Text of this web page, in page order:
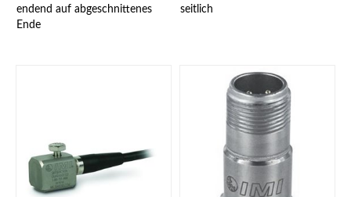
endend auf abgeschnittenes
Ende
seitlich